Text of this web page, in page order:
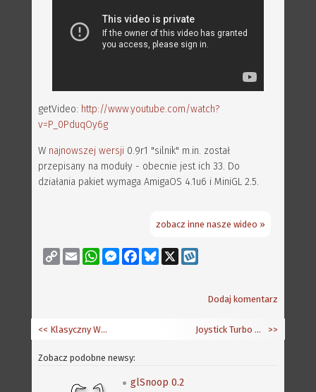
getVideo: http://www.youtube.com/watch?
v=P_0PduqOy6g
W najnowszej wersji 0.9r1 "silnik" m.in. został
przepisany na moduły - obecnie jest ich 33. Do
działania pakiet wymaga AmigaOS 4.1u6 i MiniGL 2.5.
zobacz inne nasze wideo »
Copy
Link
Email WhatsAppMessenger
FacebookBluesky
Dodaj komentarz
Joystick Turbo Micro 6 >>
<< Klasyczny Workbench cz.3
Zobacz podobne newsy:
glSnoop 0.2